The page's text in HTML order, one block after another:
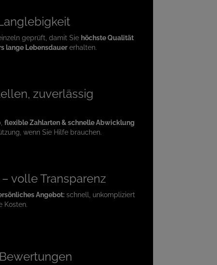
geprüft, damit Sie höchste Qualität
lange Lebensdauererhalten.
zuverlässig
flexible Zahlarten & schnelle Abwicklung
wenn Sie Hilfe brauchen.
– volle Transparenz
Angebot: schnell, unkompliziert
Kosten.